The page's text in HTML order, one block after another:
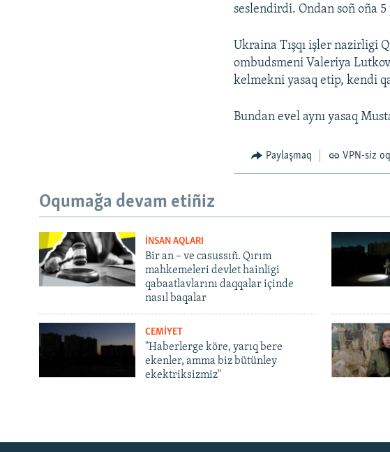
Русский
seslendirdi. Ondan soñ oña 5
Ukraina Tışqı işler nazirligi
ombudsmeni Valeriya
kelmekni yasaq etip, kendi
Bundan evel aynı yasaq
Paylaşmaq VPN-siz
Oqumağa devam etiñiz
İNSAN AQLARI
Bir an – ve casussıñ. Qırım
mahkemeleri devlet hainligi
qabaatlavlarını daqqalar içinde
nasıl baqalar
CEMİYET
"Haberlerge köre, yarıq bere
ekenler, amma biz bütünley
ekektriksizmiz"